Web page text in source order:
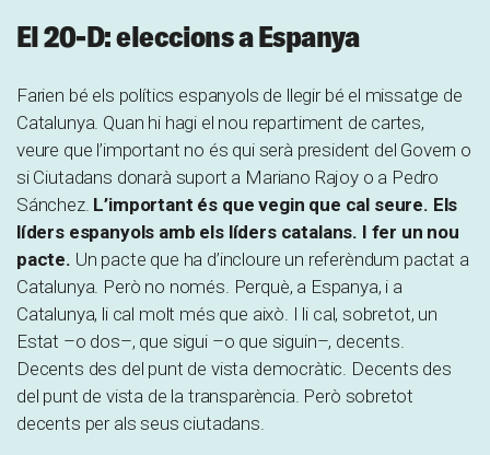
El 20-D: eleccions a Espanya
Farien bé els polítics espanyols de llegir bé el missatge de
Catalunya. Quan hi hagi el nou repartiment de cartes,
veure que l’important no és qui serà president del Govern o
si Ciutadans donarà suport a Mariano Rajoy o a Pedro
Sánchez. L’important és que vegin que cal seure. Els
líders espanyols amb els líders catalans. I fer un nou
pacte. Un pacte que ha d’incloure un referèndum pactat a
Catalunya. Però no només. Perquè, a Espanya, i a
Catalunya, li cal molt més que això. I li cal, sobretot, un
Estat –o dos–, que sigui –o que siguin–, decents.
Decents des del punt de vista democràtic. Decents des
del punt de vista de la transparència. Però sobretot
decents per als seus ciutadans.